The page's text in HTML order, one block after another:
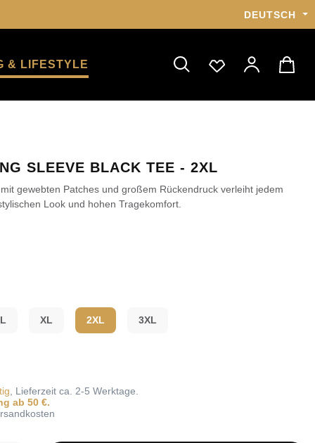
DEUTSCH
& LIFESTYLE
SLEEVE BLACK TEE - 2XL
gewebten Patches und großem Rückendruck verleiht jedem
Look und hohen Tragekomfort.
L XL 2XL 3XL
, Lieferzeit ca. 2-5 Werktage.
ab 50 €.